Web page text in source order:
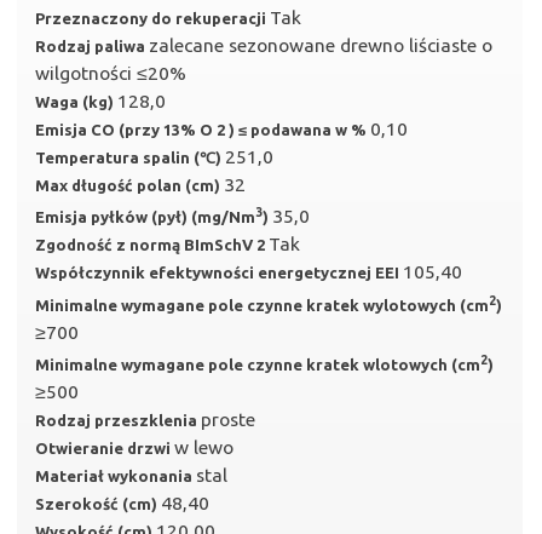
Przeznaczony do rekuperacji Tak
Rodzaj paliwa zalecane sezonowane drewno liściaste o
wilgotności ≤20%
Waga (kg) 128,0
Emisja CO (przy 13% O 2 ) ≤ podawana w % 0,10
Temperatura spalin (℃) 251,0
Max długość polan (cm) 32
Emisja pyłków (pył) (mg/Nm3) 35,0
Zgodność z normą BImSchV 2 Tak
Współczynnik efektywności energetycznej EEI 105,40
Minimalne wymagane pole czynne kratek wylotowych (cm2)
≥700
Minimalne wymagane pole czynne kratek wlotowych (cm2)
≥500
Rodzaj przeszklenia proste
Otwieranie drzwi w lewo
Materiał wykonania stal
Szerokość (cm) 48,40